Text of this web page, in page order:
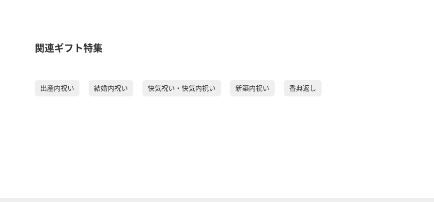
関連ギフト特集
出産内祝い 結婚内祝い 快気祝い・快気内祝い 新築内祝い 香典返し